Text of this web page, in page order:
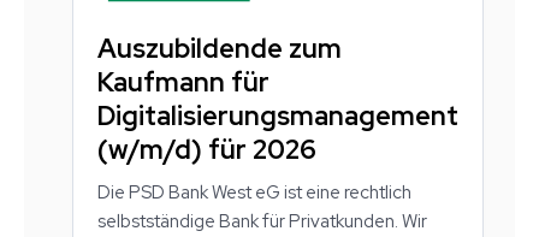
Auszubildende zum
Kaufmann für
Digitalisierungsmanagement
(w/m/d) für 2026
Die PSD Bank West eG ist eine rechtlich
selbstständige Bank für Privatkunden. Wir